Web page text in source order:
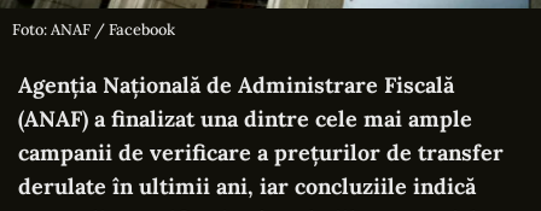
Foto: ANAF / Facebook
Agenția Națională de Administrare Fiscală
(ANAF) a finalizat una dintre cele mai ample
campanii de verificare a prețurilor de transfer
derulate în ultimii ani, iar concluziile indică